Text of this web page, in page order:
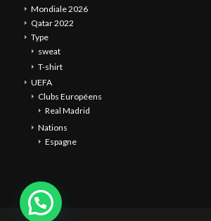
Mondiale 2026
Qatar 2022
Type
sweat
T-shirt
UEFA
Clubs Européens
Real Madrid
Nations
Espagne